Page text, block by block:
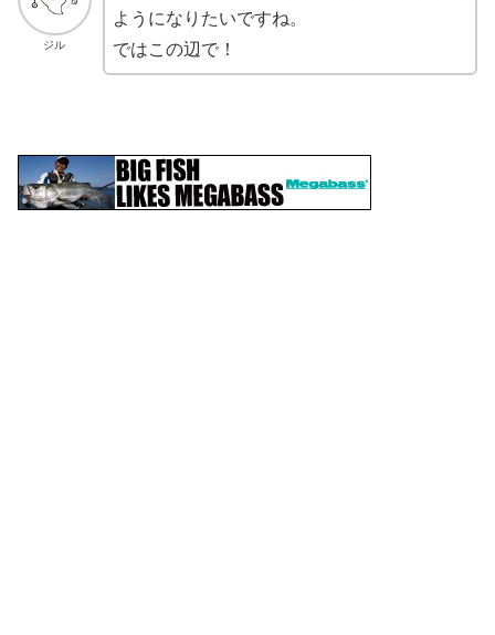
ジル
ようになりたいですね。
ではこの辺で！